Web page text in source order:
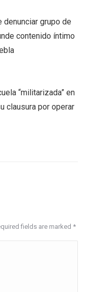
denunciar grupo de
contenido íntimo
“militarizada” en
clausura por operar
fields are marked *